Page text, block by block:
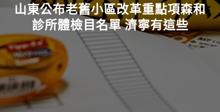
山東公布老舊小區改革重點項森和
診所體檢目名單 濟寧有這些